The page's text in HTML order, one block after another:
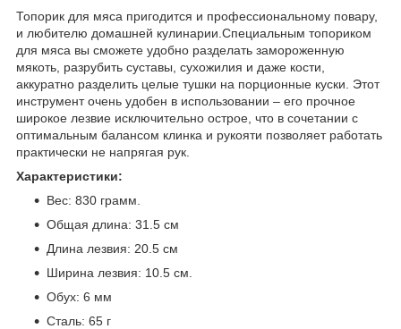
Топорик для мяса пригодится и профессиональному повару,
и любителю домашней кулинарии.Специальным топориком
для мяса вы сможете удобно разделать замороженную
мякоть, разрубить суставы, сухожилия и даже кости,
аккуратно разделить целые тушки на порционные куски. Этот
инструмент очень удобен в использовании – его прочное
широкое лезвие исключительно острое, что в сочетании с
оптимальным балансом клинка и рукояти позволяет работать
практически не напрягая рук.
Характеристики:
Вес: 830 грамм.
Общая длина: 31.5 см
Длина лезвия: 20.5 см
Ширина лезвия: 10.5 см.
Обух: 6 мм
Сталь: 65 г